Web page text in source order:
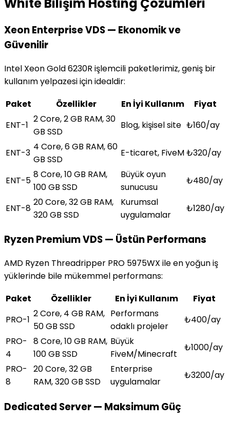
Xeon Enterprise VDS — Ekonomik ve
Güvenilir
Intel Xeon Gold 6230R işlemcili paketlerimiz, geniş bir
kullanım yelpazesi için idealdir:
Paket
Özellikler En İyi Kullanım
Fiyat
ENT-1
2 Core, 2 GB RAM, 30
GB SSD
Blog, kişisel site ₺160/ay
ENT-3
4 Core, 6 GB RAM, 60
GB SSD
E-ticaret, FiveM₺320/ay
ENT-5
8 Core, 10 GB RAM,
100 GB SSD
Büyük oyun
sunucusu
₺480/ay
ENT-8
20 Core, 32 GB RAM,
320 GB SSD
Kurumsal
uygulamalar
₺1280/ay
Ryzen Premium VDS — Üstün Performans
AMD Ryzen Threadripper PRO 5975WX ile en yoğun iş
yüklerinde bile mükemmel performans:
Paket
Özellikler En İyi Kullanım
Fiyat
PRO-1
2 Core, 4 GB RAM,
50 GB SSD
Performans
odaklı projeler
₺400/ay
PRO-
4
8 Core, 10 GB RAM,
100 GB SSD
Büyük
FiveM/Minecraft
₺1000/ay
PRO-
8
20 Core, 32 GB
RAM, 320 GB SSD
Enterprise
uygulamalar
₺3200/ay
Dedicated Server — Maksimum Güç